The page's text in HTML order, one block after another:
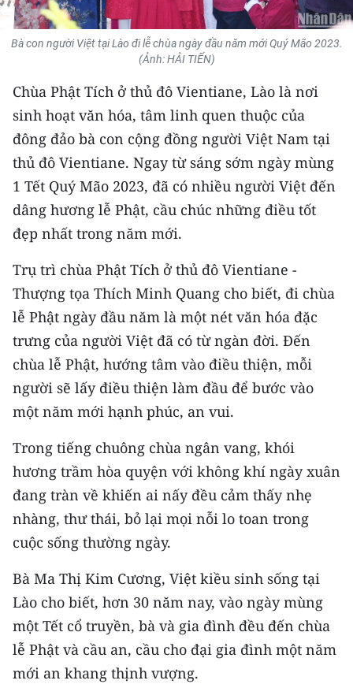
MÔI TRƯỜNG
KIỂM CHỨNG THÔNG TIN
TRI THỨC CHUYÊN SÂU
54 DÂN TỘC VIỆT NAM
CHƯƠNG TRÌNH OCOP - MỖI XÃ
MỘT SẢN PHẨM
RADIO
MEDIA CENTER
E-Magazine
Video
Media Kinh tế
Media Văn hóa
Media Xã hội
Media Pháp luật
Media Du lịch
Media Thế giới
Media Thể thao
Bà con người Việt tại Lào đi lễ chùa ngày đầu năm mới Quý Mão 2023.
(Ảnh: HẢI TIẾN)
Chùa Phật Tích ở thủ đô Vientiane, Lào là nơi
sinh hoạt văn hóa, tâm linh quen thuộc của
đông đảo bà con cộng đồng người Việt Nam tại
thủ đô Vientiane. Ngay từ sáng sớm ngày mùng
1 Tết Quý Mão 2023, đã có nhiều người Việt đến
dâng hương lễ Phật, cầu chúc những điều tốt
đẹp nhất trong năm mới.
Trụ trì chùa Phật Tích ở thủ đô Vientiane -
Thượng tọa Thích Minh Quang cho biết, đi chùa
lễ Phật ngày đầu năm là một nét văn hóa đặc
trưng của người Việt đã có từ ngàn đời. Đến
chùa lễ Phật, hướng tâm vào điều thiện, mỗi
người sẽ lấy điều thiện làm đầu để bước vào
một năm mới hạnh phúc, an vui.
Trong tiếng chuông chùa ngân vang, khói
hương trầm hòa quyện với không khí ngày xuân
đang tràn về khiến ai nấy đều cảm thấy nhẹ
nhàng, thư thái, bỏ lại mọi nỗi lo toan trong
cuộc sống thường ngày.
Bà Ma Thị Kim Cương, Việt kiều sinh sống tại
Lào cho biết, hơn 30 năm nay, vào ngày mùng
một Tết cổ truyền, bà và gia đình đều đến chùa
lễ Phật và cầu an, cầu cho đại gia đình một năm
mới an khang thịnh vượng.